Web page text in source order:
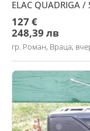
ELAC QUADRIGA
127 €
248,39 лв
гр. Роман, Враца,